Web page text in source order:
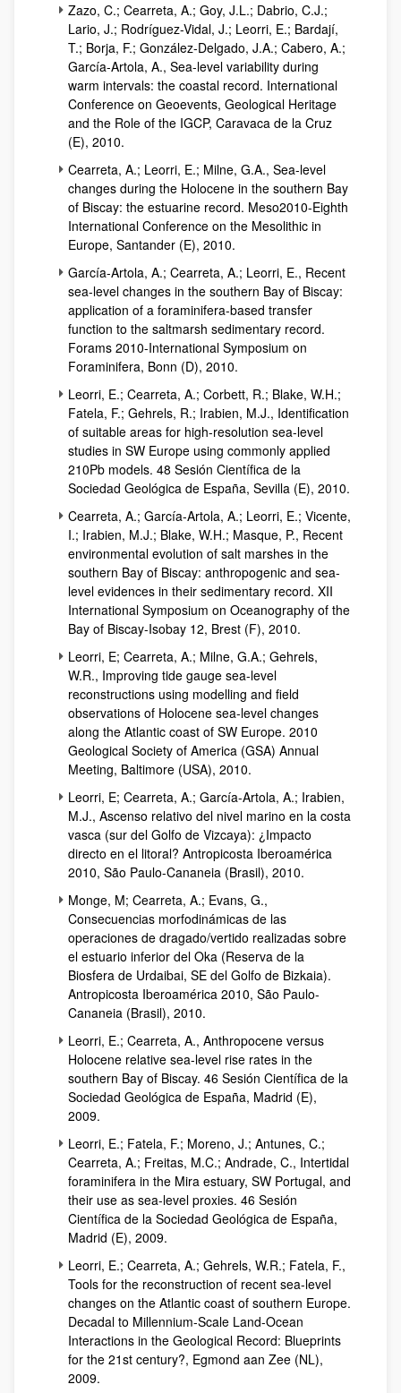
Zazo, C.; Cearreta, A.; Goy, J.L.; Dabrio, C.J.;
Lario, J.; Rodríguez-Vidal, J.; Leorri, E.; Bardají,
T.; Borja, F.; González-Delgado, J.A.; Cabero, A.;
García-Artola, A., Sea-level variability during
warm intervals: the coastal record. International
Conference on Geoevents, Geological Heritage
and the Role of the IGCP, Caravaca de la Cruz
(E), 2010.
Cearreta, A.; Leorri, E.; Milne, G.A., Sea-level
changes during the Holocene in the southern Bay
of Biscay: the estuarine record. Meso2010-Eighth
International Conference on the Mesolithic in
Europe, Santander (E), 2010.
García-Artola, A.; Cearreta, A.; Leorri, E., Recent
sea-level changes in the southern Bay of Biscay:
application of a foraminifera-based transfer
function to the saltmarsh sedimentary record.
Forams 2010-International Symposium on
Foraminifera, Bonn (D), 2010.
Leorri, E.; Cearreta, A.; Corbett, R.; Blake, W.H.;
Fatela, F.; Gehrels, R.; Irabien, M.J., Identification
of suitable areas for high-resolution sea-level
studies in SW Europe using commonly applied
210Pb models. 48 Sesión Científica de la
Sociedad Geológica de España, Sevilla (E), 2010.
Cearreta, A.; García-Artola, A.; Leorri, E.; Vicente,
I.; Irabien, M.J.; Blake, W.H.; Masque, P., Recent
environmental evolution of salt marshes in the
southern Bay of Biscay: anthropogenic and sea-
level evidences in their sedimentary record. XII
International Symposium on Oceanography of the
Bay of Biscay-Isobay 12, Brest (F), 2010.
Leorri, E; Cearreta, A.; Milne, G.A.; Gehrels,
W.R., Improving tide gauge sea-level
reconstructions using modelling and field
observations of Holocene sea-level changes
along the Atlantic coast of SW Europe. 2010
Geological Society of America (GSA) Annual
Meeting, Baltimore (USA), 2010.
Leorri, E; Cearreta, A.; García-Artola, A.; Irabien,
M.J., Ascenso relativo del nivel marino en la costa
vasca (sur del Golfo de Vizcaya): ¿Impacto
directo en el litoral? Antropicosta Iberoamérica
2010, São Paulo-Cananeia (Brasil), 2010.
Monge, M; Cearreta, A.; Evans, G.,
Consecuencias morfodinámicas de las
operaciones de dragado/vertido realizadas sobre
el estuario inferior del Oka (Reserva de la
Biosfera de Urdaibai, SE del Golfo de Bizkaia).
Antropicosta Iberoamérica 2010, São Paulo-
Cananeia (Brasil), 2010.
Leorri, E.; Cearreta, A., Anthropocene versus
Holocene relative sea-level rise rates in the
southern Bay of Biscay. 46 Sesión Científica de la
Sociedad Geológica de España, Madrid (E),
2009.
Leorri, E.; Fatela, F.; Moreno, J.; Antunes, C.;
Cearreta, A.; Freitas, M.C.; Andrade, C., Intertidal
foraminifera in the Mira estuary, SW Portugal, and
their use as sea-level proxies. 46 Sesión
Científica de la Sociedad Geológica de España,
Madrid (E), 2009.
Leorri, E.; Cearreta, A.; Gehrels, W.R.; Fatela, F.,
Tools for the reconstruction of recent sea-level
changes on the Atlantic coast of southern Europe.
Decadal to Millennium-Scale Land-Ocean
Interactions in the Geological Record: Blueprints
for the 21st century?, Egmond aan Zee (NL),
2009.